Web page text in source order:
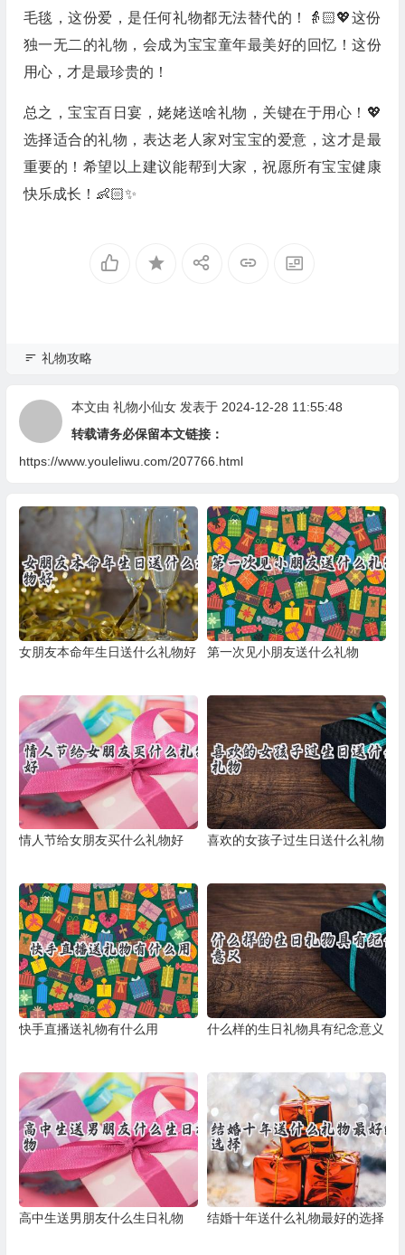
毛毯，这份爱，是任何礼物都无法替代的！👵🏻💖这份
独一无二的礼物，会成为宝宝童年最美好的回忆！这份
用心，才是最珍贵的！
总之，宝宝百日宴，姥姥送啥礼物，关键在于用心！💖
选择适合的礼物，表达老人家对宝宝的爱意，这才是最
重要的！希望以上建议能帮到大家，祝愿所有宝宝健康
快乐成长！👶🏻✨
礼物攻略
本文由 礼物小仙女发表于 2024-12-28 11:55:48
转载请务必保留本文链接：
https://www.youleliwu.com/207766.html
女朋友本命年生日送什么礼物好 第一次见小朋友送什么礼物
情人节给女朋友买什么礼物好 喜欢的女孩子过生日送什么礼物
快手直播送礼物有什么用 什么样的生日礼物具有纪念意义
高中生送男朋友什么生日礼物 结婚十年送什么礼物最好的选择